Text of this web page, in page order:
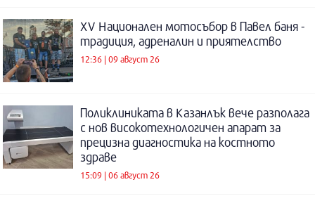
XV Национален мотосъбор в Павел баня -
традиция, адреналин и приятелство
12:36 | 09 август 26
Поликлиниката в Казанлък вече разполага
с нов високотехнологичен апарат за
прецизна диагностика на костното
здраве
15:09 | 06 август 26